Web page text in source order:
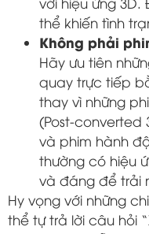
thể khiến tình
Không phải
Hãy ưu tiên
quay trực tiếp
thay vì những
(Post-
và phim hành
thường có hiệu
và đáng để trải
Hy vọng với những
thể tự trả lời câu hỏi